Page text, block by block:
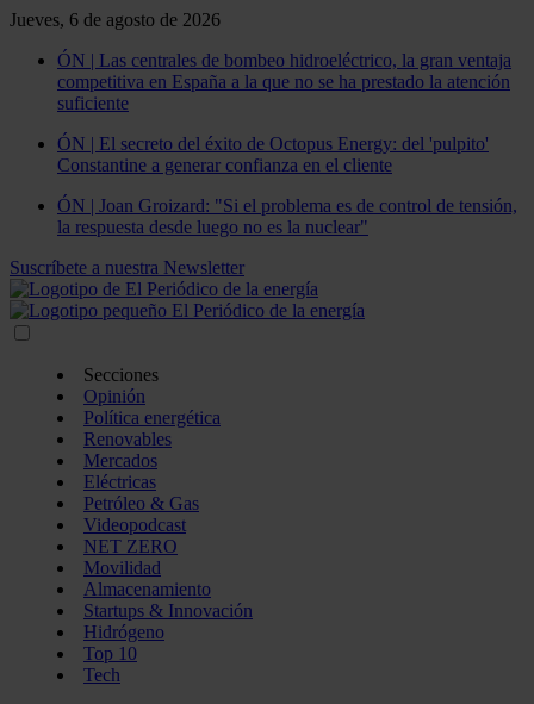
Jueves, 6 de agosto de 2026
ÓN | Las centrales de bombeo hidroeléctrico, la gran ventaja
competitiva en España a la que no se ha prestado la atención
suficiente
ÓN | El secreto del éxito de Octopus Energy: del 'pulpito'
Constantine a generar confianza en el cliente
ÓN | Joan Groizard: "Si el problema es de control de tensión,
la respuesta desde luego no es la nuclear"
Suscríbete a nuestra Newsletter
Secciones
Opinión
Política energética
Renovables
Mercados
Eléctricas
Petróleo & Gas
Videopodcast
NET ZERO
Movilidad
Almacenamiento
Startups & Innovación
Hidrógeno
Top 10
Tech